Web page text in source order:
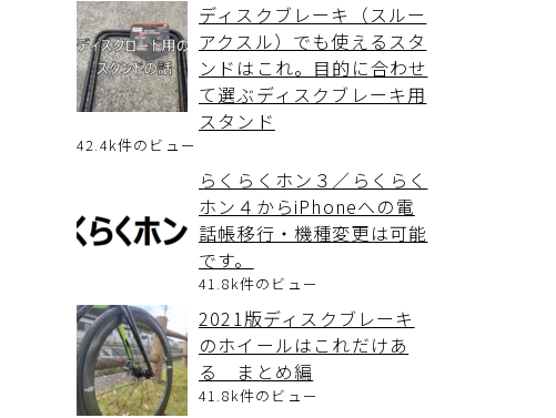
ディスクブレーキ（スルー
アクスル）でも使えるスタ
ンドはこれ。目的に合わせ
て選ぶディスクブレーキ用
スタンド
42.4k件のビュー
らくらくホン３／らくらく
ホン４からiPhoneへの電
話帳移行・機種変更は可能
です。
41.8k件のビュー
2021版ディスクブレーキ
のホイールはこれだけあ
る まとめ編
41.8k件のビュー